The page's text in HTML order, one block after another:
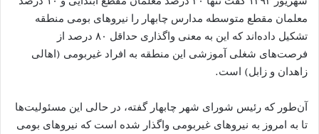
معلمان مقطع متوسطه مدارس چابهار را نیروهای بومی منطقه
تشکیل داده‌اند که این به معنی واگذاری حداقل ۸۰ درصد از
فرصت‌های شغلی آموزشی این منطقه به افراد غیربومی (اهالی
زاهدان و زابل) است.
آن‌طور که رئیس شورای شهر چابهار گفته، در حالی‌ این مسئولیت‌ها
تا به امروز به نیروهای غیربومی واگذار شده است که نیروهای بومی